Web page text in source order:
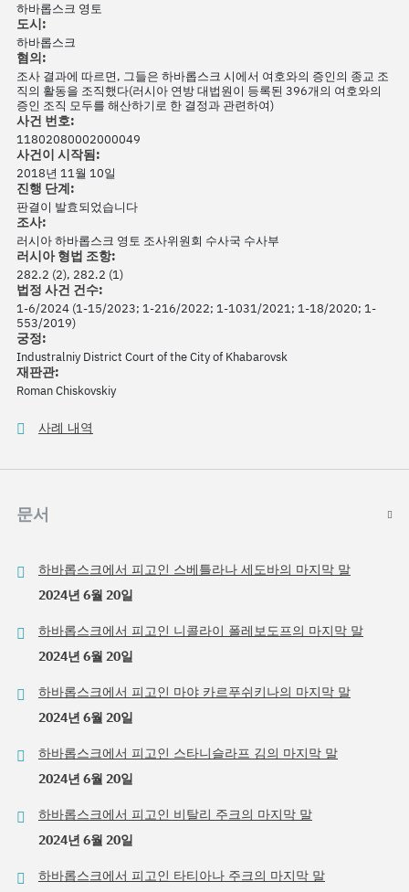
하바롭스크 영토
도시:
하바롭스크
혐의:
조사 결과에 따르면, 그들은 하바롭스크 시에서 여호와의 증인의 종교 조
직의 활동을 조직했다(러시아 연방 대법원이 등록된 396개의 여호와의
증인 조직 모두를 해산하기로 한 결정과 관련하여)
사건 번호:
11802080002000049
사건이 시작됨:
2018년 11월 10일
진행 단계:
판결이 발효되었습니다
조사:
러시아 하바롭스크 영토 조사위원회 수사국 수사부
러시아 형법 조항:
282.2 (2), 282.2 (1)
법정 사건 건수:
1-6/2024 (1-15/2023; 1-216/2022; 1-1031/2021; 1-18/2020; 1-
553/2019)
궁정:
Industralniy District Court of the City of Khabarovsk
재판관:
Roman Chiskovskiy
사례 내역
문서
하바롭스크에서 피고인 스베틀라나 세도바의 마지막 말
2024년 6월 20일
하바롭스크에서 피고인 니콜라이 폴레보도프의 마지막 말
2024년 6월 20일
하바롭스크에서 피고인 마야 카르푸쉬키나의 마지막 말
2024년 6월 20일
하바롭스크에서 피고인 스타니슬라프 김의 마지막 말
2024년 6월 20일
하바롭스크에서 피고인 비탈리 주크의 마지막 말
2024년 6월 20일
하바롭스크에서 피고인 타티아나 주크의 마지막 말